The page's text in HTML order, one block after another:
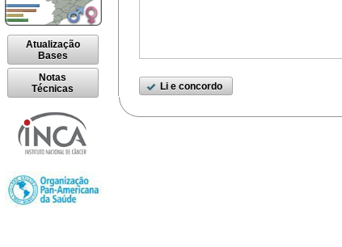
Atualização
Bases
Notas
Técnicas
Li e concordo